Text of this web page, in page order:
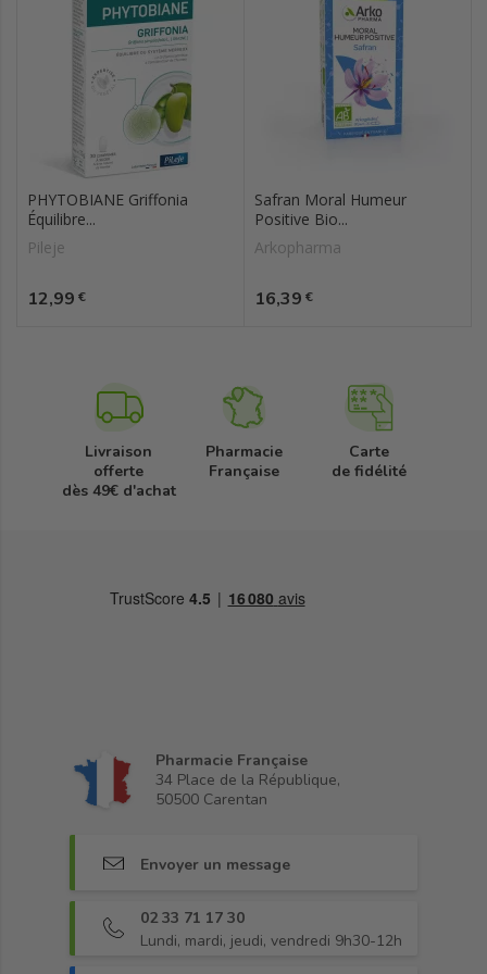
PHYTOBIANE Griffonia
Équilibre...
Pileje
Prix
12,99 €
Safran Moral Humeur
Positive Bio...
Arkopharma
Prix
16,39 €
Livraison
offerte
dès 49€ d'achat
Pharmacie
Française
Carte
de fidélité
Pharmacie Française
34 Place de la République,
50500 Carentan
Envoyer un message
02 33 71 17 30
Lundi, mardi, jeudi, vendredi 9h30-12h